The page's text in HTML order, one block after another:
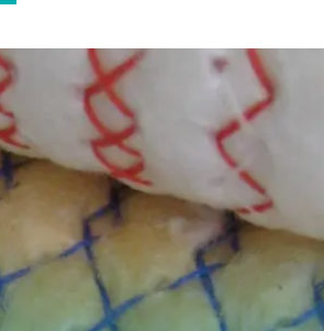
individueller Schriftzug für
individuelle Bordüre für Tücher
individuelle Verpackung
individuelle Etikettierung